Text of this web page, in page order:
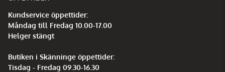
Kundservice öppettider:
Måndag till Fredag 10.00-17.00
Helger stängt
Butiken i Skänninge öppettider:
Tisdag - Fredag 09.30-16.30